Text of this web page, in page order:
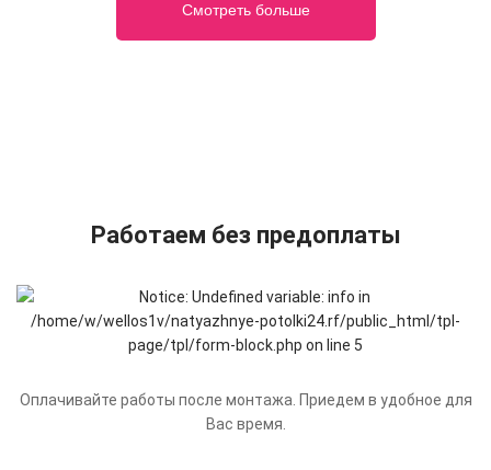
Смотреть больше
Работаем без предоплаты
Оплачивайте работы после монтажа. Приедем в удобное для
Вас время.